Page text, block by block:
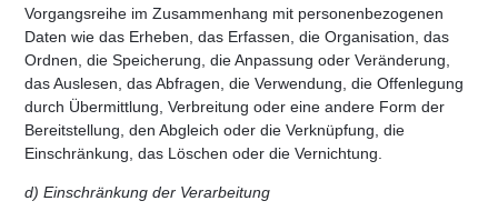
Vorgangsreihe im Zusammenhang mit personenbezogenen
Daten wie das Erheben, das Erfassen, die Organisation, das
Ordnen, die Speicherung, die Anpassung oder Veränderung,
das Auslesen, das Abfragen, die Verwendung, die Offenlegung
durch Übermittlung, Verbreitung oder eine andere Form der
Bereitstellung, den Abgleich oder die Verknüpfung, die
Einschränkung, das Löschen oder die Vernichtung.
d) Einschränkung der Verarbeitung